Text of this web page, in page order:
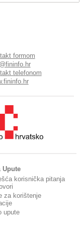
formom
telefonom
Upute
korisnička pitanja
za korištenje
upute